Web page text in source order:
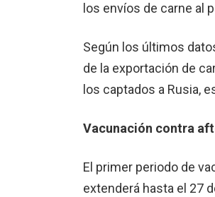
los envíos de carne al
Según los últimos
de la exportación de
los captados a Rusia,
Vacunación contra
El primer periodo de
extenderá hasta el 27